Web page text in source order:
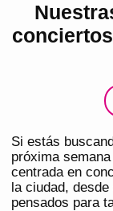
Si estás
próxima
centrada en
la ciudad,
pensados para